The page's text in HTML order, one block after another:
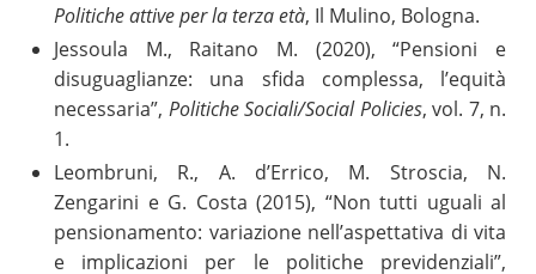
Politiche attive per la terza età, Il Mulino, Bologna.
Jessoula M., Raitano M. (2020), “Pensioni e
disuguaglianze: una sfida complessa, l’equità
necessaria”, Politiche Sociali/Social Policies, vol. 7, n.
1.
Leombruni, R., A. d’Errico, M. Stroscia, N.
Zengarini e G. Costa (2015), “Non tutti uguali al
pensionamento: variazione nell’aspettativa di vita
e implicazioni per le politiche previdenziali”,